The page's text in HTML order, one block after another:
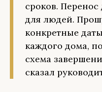
сроков.
для людей.
конкретные
каждого дома,
схема
сказал